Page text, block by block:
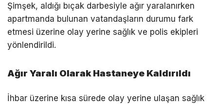
Şimşek, aldığı bıçak darbesiyle ağır yaralanırken
apartmanda bulunan vatandaşların durumu fark
etmesi üzerine olay yerine sağlık ve polis ekipleri
yönlendirildi.
Ağır Yaralı Olarak Hastaneye Kaldırıldı
İhbar üzerine kısa sürede olay yerine ulaşan sağlık